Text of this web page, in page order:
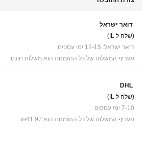
דואר ישראל
(שלח ל IL)
דואר ישראל: 12-15 ימי עסקים
תעריף המשלוח של כל ההזמנות הוא משלוח חינם
DHL
(שלח ל IL)
7-10 ימי עסקים
תעריף המשלוח של כל ההזמנות הוא ₪41.97